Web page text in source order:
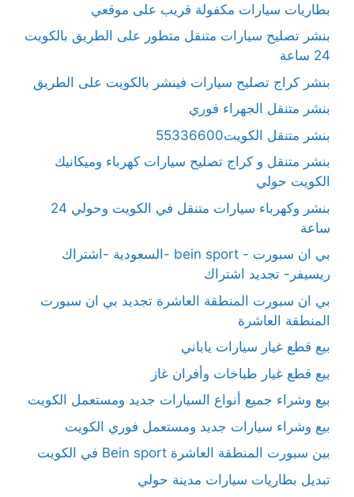
بطاريات سيارات مكفولة قريب على موقعي
بنشر تصليح سيارات متنقل متطور على الطريق بالكويت
24 ساعة
بنشر كراج تصليح سيارات فينشر بالكويت على الطريق
بنشر متنقل الجهراء فوري
بنشر متنقل الكويت55336600
بنشر متنقل و كراج تصليح سيارات كهرباء وميكانيك
الكويت حولي
بنشر وكهرباء سيارات متنقل في الكويت وحولي 24
ساعة
بي ان سبورت - bein sport -السعودية -اشتراك
ريسيفر- تجديد اشتراك
بي ان سبورت المنطقة العاشرة تجديد بي ان سبورت
المنطقة العاشرة
بيع قطع غيار سيارات ياباني
بيع قطع غيار طباخات وأفران غاز
بيع وشراء جميع أنواع السيارات جديد ومستعمل الكويت
بيع وشراء سيارات جديد ومستعمل فوري الكويت
بين سبورت المنطقة العاشرة Bein sport في الكويت
تبديل بطاريات سيارات مدينة حولي